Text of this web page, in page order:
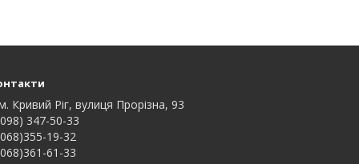
Кривий Ріг, вулиця Прорізна, 93
347-50-33
19-32
61-33